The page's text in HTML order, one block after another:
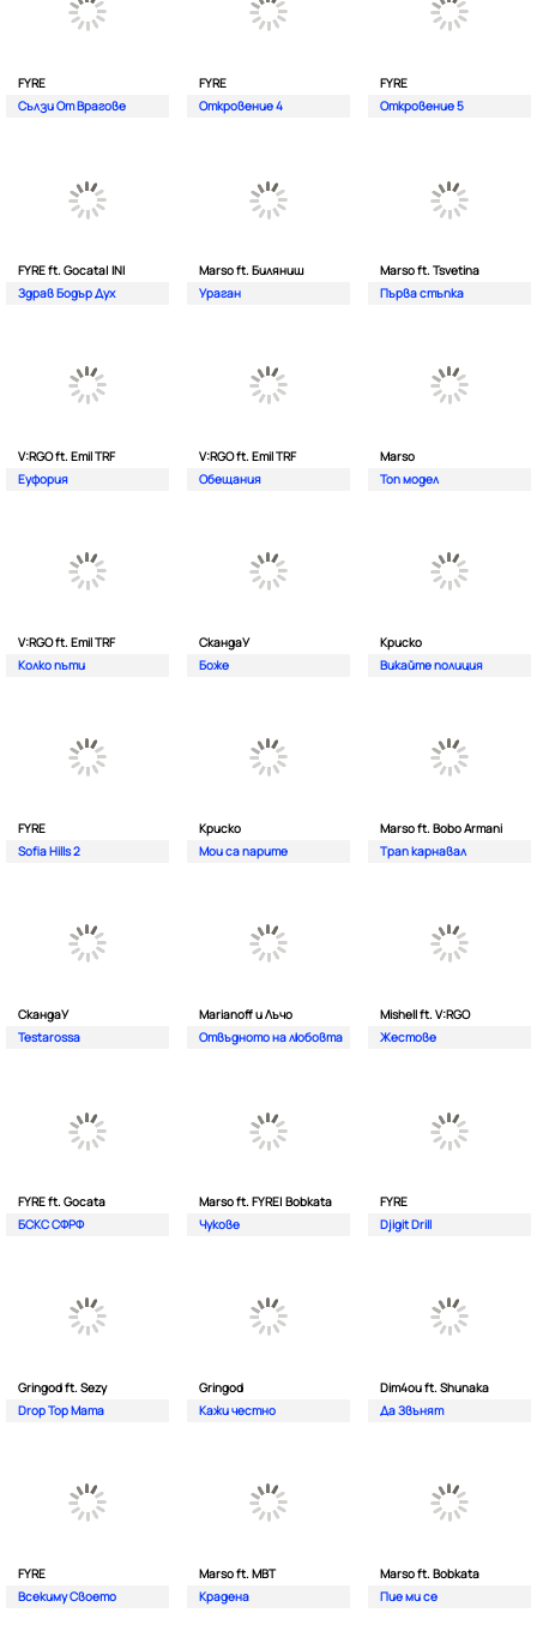
FYRE
Сълзи От Врагове
FYRE
Откровение 4
FYRE
Откровение 5
FYRE ft. Gocata| INI
Здрав Бодър Дух
Marso ft. Биляниш
Ураган
Marso ft. Tsvetina
Първа стъпка
V:RGO ft. Emil TRF
Еуфория
V:RGO ft. Emil TRF
Обещания
Marso
Топ модел
V:RGO ft. Emil TRF
Колко пъти
СкандаУ
Боже
Криско
Викайте полиция
FYRE
Sofia Hills 2
Криско
Мои са парите
Marso ft. Bobo Armani
Трап карнавал
СкандаУ
Testarossa
Marianoff и Лъчо
Отвъдното на любовта
Mishell ft. V:RGO
Жестове
FYRE ft. Gocata
БСКС СФРФ
Marso ft. FYRE| Bobkata
Чукове
FYRE
Djigit Drill
Gringod ft. Sezy
Drop Top Mama
Gringod
Кажи честно
Dim4ou ft. Shunaka
Да Звънят
FYRE
Всекиму Своето
Marso ft. MBT
Крадена
Marso ft. Bobkata
Пие ми се